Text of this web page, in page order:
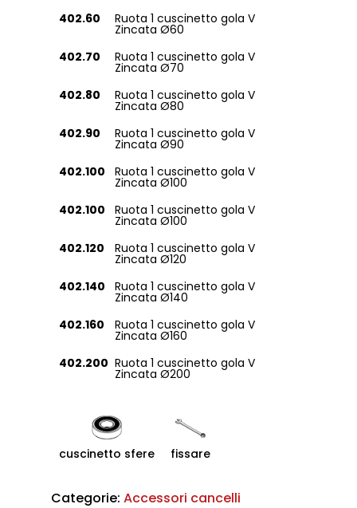
402.60
Ruota 1 cuscinetto gola V
Zincata Ø60
402.70
Ruota 1 cuscinetto gola V
Zincata Ø70
402.80
Ruota 1 cuscinetto gola V
Zincata Ø80
402.90
Ruota 1 cuscinetto gola V
Zincata Ø90
402.100
Ruota 1 cuscinetto gola V
Zincata Ø100
402.100
Ruota 1 cuscinetto gola V
Zincata Ø100
402.120
Ruota 1 cuscinetto gola V
Zincata Ø120
402.140
Ruota 1 cuscinetto gola V
Zincata Ø140
402.160
Ruota 1 cuscinetto gola V
Zincata Ø160
402.200 Ruota 1 cuscinetto gola V
Zincata Ø200
cuscinetto sfere fissare
Categorie: Accessori cancelli